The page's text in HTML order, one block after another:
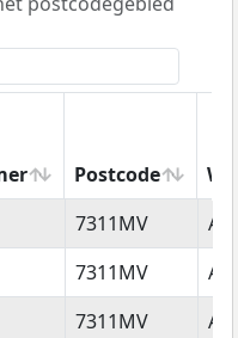
Postcode
Postcode
7311MV
7311MV
7311MV